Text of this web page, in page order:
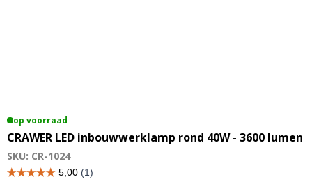
op voorraad
CRAWER LED inbouwwerklamp rond 40W - 3600 lumen
SKU: CR-1024